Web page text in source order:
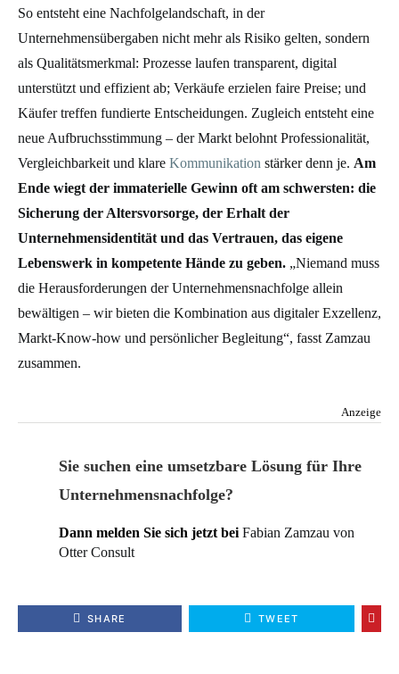
So entsteht eine Nachfolgelandschaft, in der
Unternehmensübergaben nicht mehr als Risiko gelten, sondern
als Qualitätsmerkmal: Prozesse laufen transparent, digital
unterstützt und effizient ab; Verkäufe erzielen faire Preise; und
Käufer treffen fundierte Entscheidungen. Zugleich entsteht eine
neue Aufbruchsstimmung – der Markt belohnt Professionalität,
Vergleichbarkeit und klare Kommunikation stärker denn je. Am
Ende wiegt der immaterielle Gewinn oft am schwersten: die
Sicherung der Altersvorsorge, der Erhalt der
Unternehmensidentität und das Vertrauen, das eigene
Lebenswerk in kompetente Hände zu geben. „Niemand muss
die Herausforderungen der Unternehmensnachfolge allein
bewältigen – wir bieten die Kombination aus digitaler Exzellenz,
Markt-Know-how und persönlicher Begleitung“, fasst Zamzau
zusammen.
Anzeige
Sie suchen eine umsetzbare Lösung für Ihre
Unternehmensnachfolge?
Dann melden Sie sich jetzt bei Fabian Zamzau von
Otter Consult
SHARE TWEET